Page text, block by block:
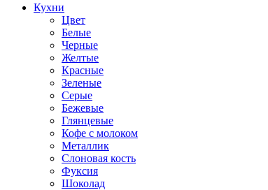
Кухни
Цвет
Белые
Черные
Желтые
Красные
Зеленые
Серые
Бежевые
Глянцевые
Кофе с молоком
Металлик
Слоновая кость
Фуксия
Шоколад